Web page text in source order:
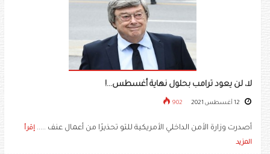
لا، لن يعود ترامب بحلول نهاية أغسطس...!
902
أصدرت وزارة الأمن الداخلي الأمريكية للتو تحذيرًا من أعمال عنف ..... إقرأ
المزيد